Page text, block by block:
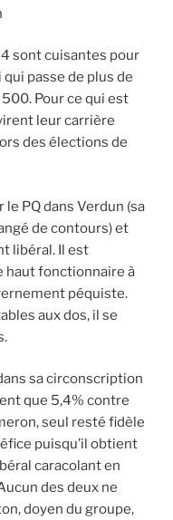
sont cuisantes pour
passe de plus de
Pour ce qui est
leur carrière
des élections de
PQ dans Verdun (sa
de contours) et
libéral. Il est
haut fonctionnaire à
péquiste.
aux dos, il se
sa circonscription
que 5,4% contre
seul resté fidèle
puisqu’il obtient
caracolant en
des deux ne
doyen du groupe,